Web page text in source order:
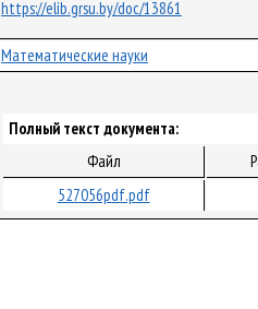
https://elib.grsu.by/doc/13861
Математические науки
Полный текст документа:
Файл
527056pdf.pdf